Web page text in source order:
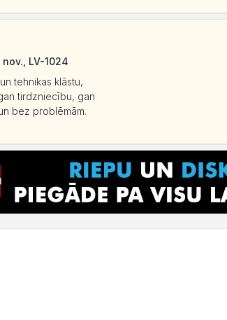
LV-1024
tehnikas klāstu,
tirdzniecību, gan
bez problēmām.